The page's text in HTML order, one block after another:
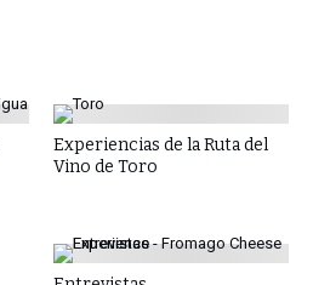
Experiencias de la Ruta del
Vino de Toro